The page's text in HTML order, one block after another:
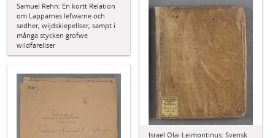
Samuel Rehn: En kortt Relation
om Lapparnes lefwarne och
sedher, wijdskiepellser, sampt i
många stycken grofwe
wildfarellser
Israel Olai Leimontinus: Svensk